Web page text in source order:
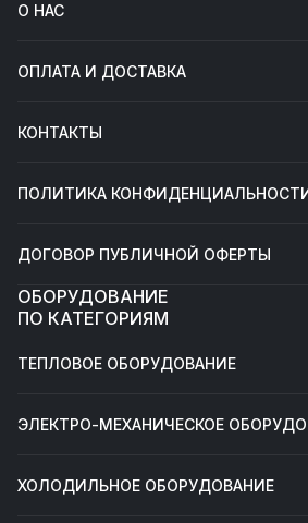
О НАС
ОПЛАТА И ДОСТАВКА
КОНТАКТЫ
ПОЛИТИКА
ДОГОВОР ПУБЛИЧНОЙ ОФЕРТЫ
ОБОРУДОВАНИЕ
ПО КАТЕГОРИЯМ
ТЕПЛОВОЕ ОБОРУДОВАНИЕ
ЭЛЕКТРО-МЕХАНИЧЕСКОЕ
ХОЛОДИЛЬНОЕ ОБОРУДОВАНИЕ